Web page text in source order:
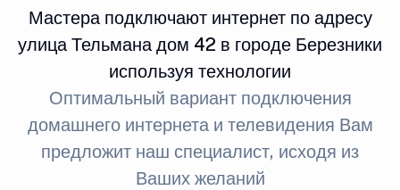
Мастера подключают интернет по адресу
улица Тельмана дом 42 в городе Березники
используя технологии
Оптимальный вариант подключения
домашнего интернета и телевидения Вам
предложит наш специалист, исходя из
Ваших желаний